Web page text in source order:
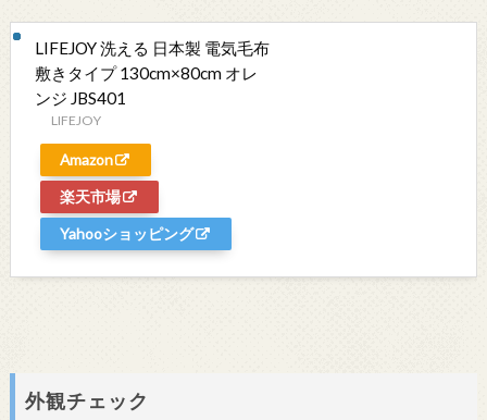
LIFEJOY 洗える 日本製 電気毛布
敷きタイプ 130cm×80cm オレ
ンジ JBS401
LIFEJOY
Amazon
楽天市場
Yahooショッピング
外観チェック